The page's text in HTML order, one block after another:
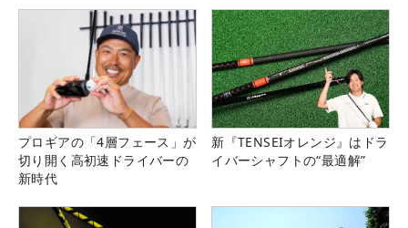
プロギアの「4層フェース」が
切り開く高初速ドライバーの
新時代
新『TENSEIオレンジ』はドラ
イバーシャフトの“最適解”